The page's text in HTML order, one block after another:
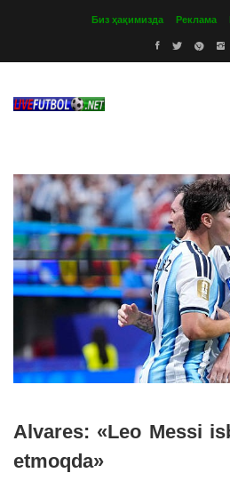
Биз ҳақимизда Реклама
Alvares: «Leo Messi
etmoqda»